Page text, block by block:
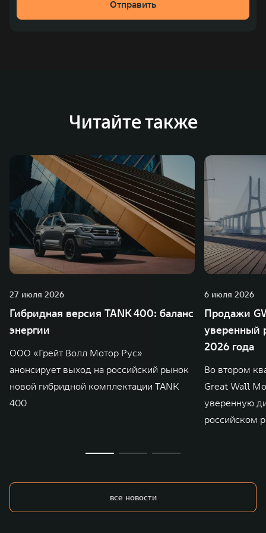
место по объёмам продаж пикапов в Китае. На
зарубежных – в России, Таиланде, Бразилии и Индии, а
Отправить
Читайте также
27 июля 2026
Гибридная версия TANK 400: баланс
энергии
ООО «Грейт Волл Мотор Рус»
анонсирует выход на российский рынок
новой гибридной комплектации TANK
400
6 июля 2026
Продажи
уверенный
2026 года
Во втором
Great Wall
уверенную
российском
все новости